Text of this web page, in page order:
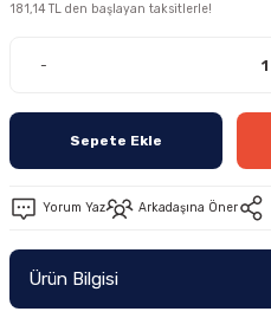
181,14 TL den başlayan taksitlerle!
-
Sepete Ekle
Yorum Yaz Arkadaşına Öner
Ürün Bilgisi